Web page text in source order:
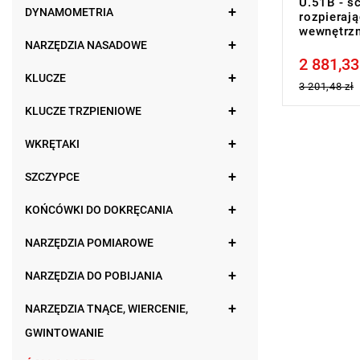
DYNAMOMETRIA
NARZĘDZIA NASADOWE
KLUCZE
KLUCZE TRZPIENIOWE
WKRĘTAKI
SZCZYPCE
KOŃCÓWKI DO DOKRĘCANIA
NARZĘDZIA POMIAROWE
NARZĘDZIA DO POBIJANIA
NARZĘDZIA TNĄCE, WIERCENIE,
GWINTOWANIE
Price tax
2
3 201,48 zł